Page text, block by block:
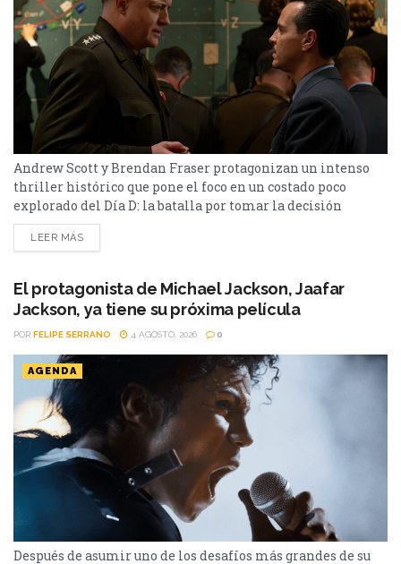
Andrew Scott y Brendan Fraser protagonizan un intenso
thriller histórico que pone el foco en un costado poco
explorado del Día D: la batalla por tomar la decisión
correcta cuando el tiempo podía definir el destino de
miles de personas en Pressure. Después de décadas de
encontrar una historia inédita sobre uno...
LEER MÁS
El protagonista de Michael Jackson, Jaafar
Jackson, ya tiene su próxima película
POR FELIPE SERRANO 4 AGOSTO, 2026 0
AGENDA
Después de asumir uno de los desafíos más grandes de su